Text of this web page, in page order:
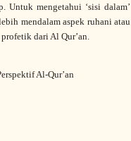
Untuk mengetahui ‘sisi dalam’
mendalam aspek ruhani atau
dari Al Qur’an.
Al-Qur’an